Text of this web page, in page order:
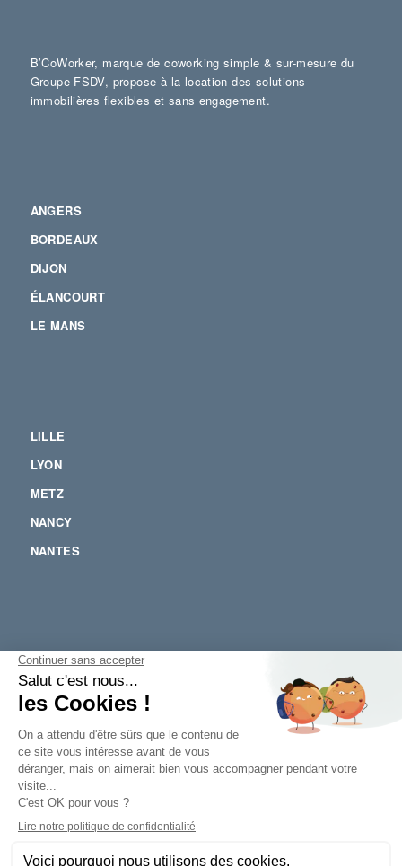
B’CoWorker, marque de coworking simple & sur-mesure du
Groupe FSDV, propose à la location des solutions
immobilières flexibles et sans engagement.
ANGERS
BORDEAUX
DIJON
ÉLANCOURT
LE MANS
LILLE
LYON
METZ
NANCY
NANTES
POITIERS
RENNES
STRASBOURG